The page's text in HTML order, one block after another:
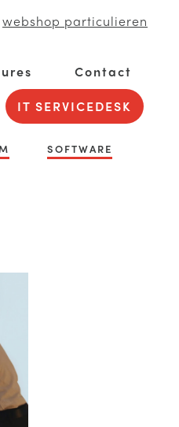
Contact
IT SERVICEDESK
SOFTWARE
webshop particulieren